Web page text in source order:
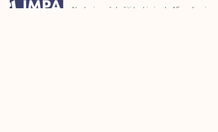
Novka je počela šiti kad je imala 15 godina i